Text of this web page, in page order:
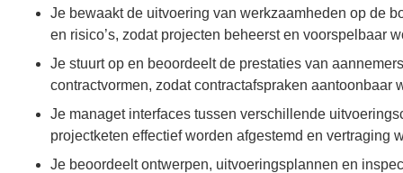
Je bewaakt de uitvoering van werkzaamheden op de
en risico’s, zodat projecten beheerst en voorspelbaar
Je stuurt op en beoordeelt de prestaties van
contractvormen, zodat contractafspraken aantoonbaar
Je managet interfaces tussen verschillende
projectketen effectief worden afgestemd en vertraging
Je beoordeelt ontwerpen, uitvoeringsplannen en